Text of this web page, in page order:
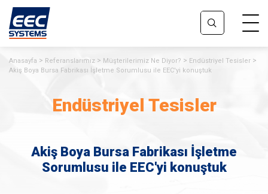
Anasayfa Referanslarımız Müşterilerimiz Ne Diyor?
Endüstriyel Tesisler
Akiş Boya Bursa Fabrikası İşletme Sorumlusu ile EEC'yi konuştuk
Endüstriyel Tesisler
Akiş Boya Bursa Fabrikası İşletme
Sorumlusu ile EEC'yi konuştuk